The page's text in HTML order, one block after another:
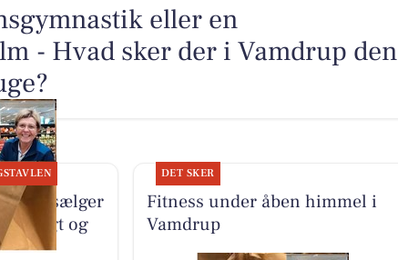
eller en
- Hvad sker der i Vamdrup den
sælger
frugt og
DET SKER
Fitness under åben himmel i
Vamdrup